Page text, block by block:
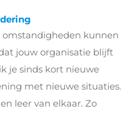
kunnen
jouw organisatie blijft
je sinds kort nieuwe
met nieuwe situaties.
en leer van elkaar. Zo